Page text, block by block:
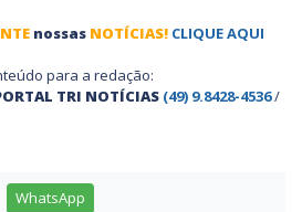
nossas NOTÍCIAS! CLIQUE AQUI
para a redação:
TRI NOTÍCIAS (49) 9.8428-4536/
WhatsApp